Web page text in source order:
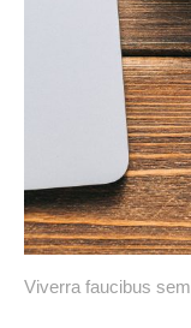
Viverra faucibus sem